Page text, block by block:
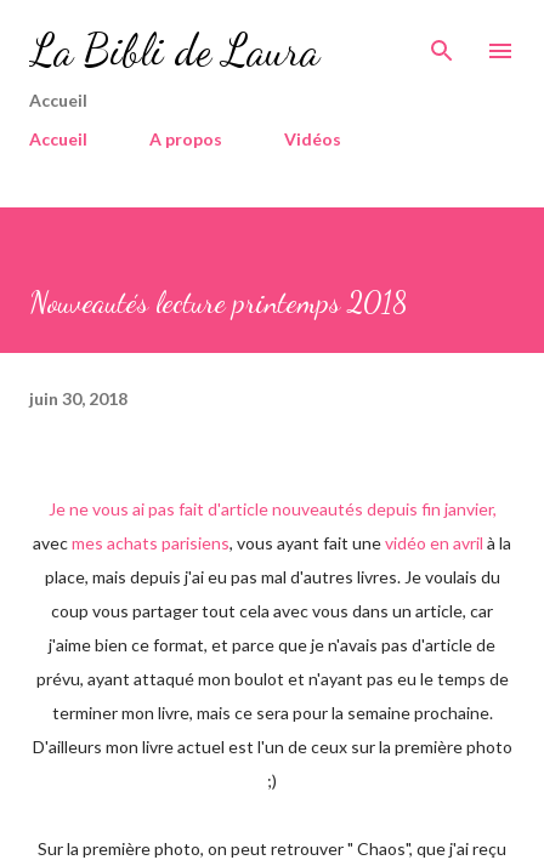
Accéder au contenu principal
La Bibli de Laura
Accueil
Accueil
A propos Vidéos
Nouveautés lecture printemps 2018
juin 30, 2018
Je ne vous ai pas fait d'article nouveautés depuis fin janvier,
avecmes achats parisiens, vous ayant fait unevidéo en avril à la
place, mais depuis j'ai eu pas mal d'autres livres. Je voulais du
coup vous partager tout cela avec vous dans un article, car
j'aime bien ce format, et parce que je n'avais pas d'article de
prévu, ayant attaqué mon boulot et n'ayant pas eu le temps de
terminer mon livre, mais ce sera pour la semaine prochaine.
D'ailleurs mon livre actuel est l'un de ceux sur la première photo
;)
Sur la première photo, on peut retrouver " Chaos", que j'ai reçu